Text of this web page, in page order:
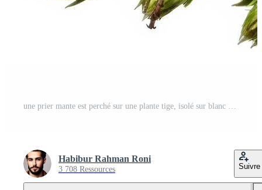
une prier mante est perché sur une plante tige, isolé sur blanc arrière-plan, mettant en valeur ses camouflage Photo Gratuite
Habibur Rahman Roni
3 708 Ressources Suivre